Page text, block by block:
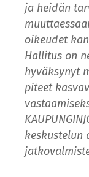
ja heidän
oikeudet
Hallitus on
hyväksynyt
piteet
keskustelun